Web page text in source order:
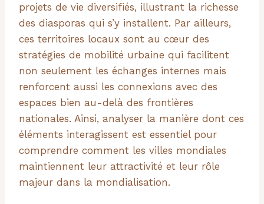
projets de vie diversifiés, illustrant la richesse
des diasporas qui s’y installent. Par ailleurs,
ces territoires locaux sont au cœur des
stratégies de mobilité urbaine qui facilitent
non seulement les échanges internes mais
renforcent aussi les connexions avec des
espaces bien au-delà des frontières
nationales. Ainsi, analyser la manière dont ces
éléments interagissent est essentiel pour
comprendre comment les villes mondiales
maintiennent leur attractivité et leur rôle
majeur dans la mondialisation.